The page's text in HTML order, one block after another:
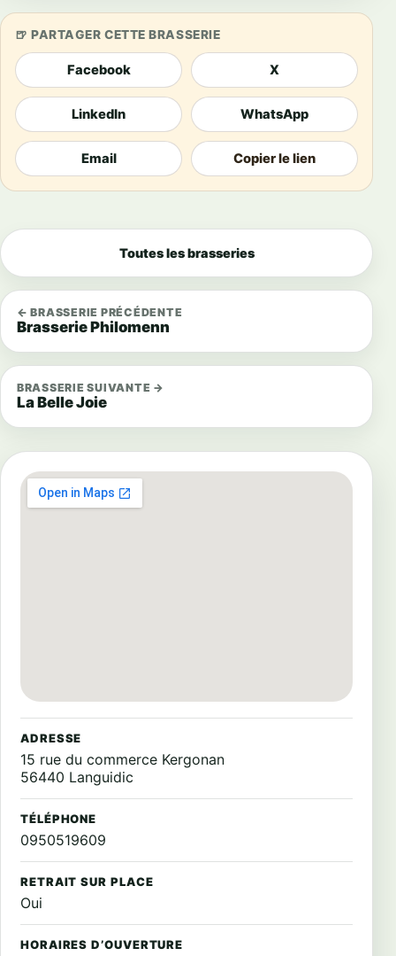
PARTAGER CETTE BRASSERIE
Facebook X
LinkedIn WhatsApp
Email Copier le lien
← BRASSERIE PRÉCÉDENTE
Brasserie Philomenn
Toutes les brasseries
BRASSERIE SUIVANTE →
La Belle Joie
ADRESSE
15 rue du commerce Kergonan
56440 Languidic
TÉLÉPHONE
0950519609
RETRAIT SUR PLACE
Oui
HORAIRES D’OUVERTURE